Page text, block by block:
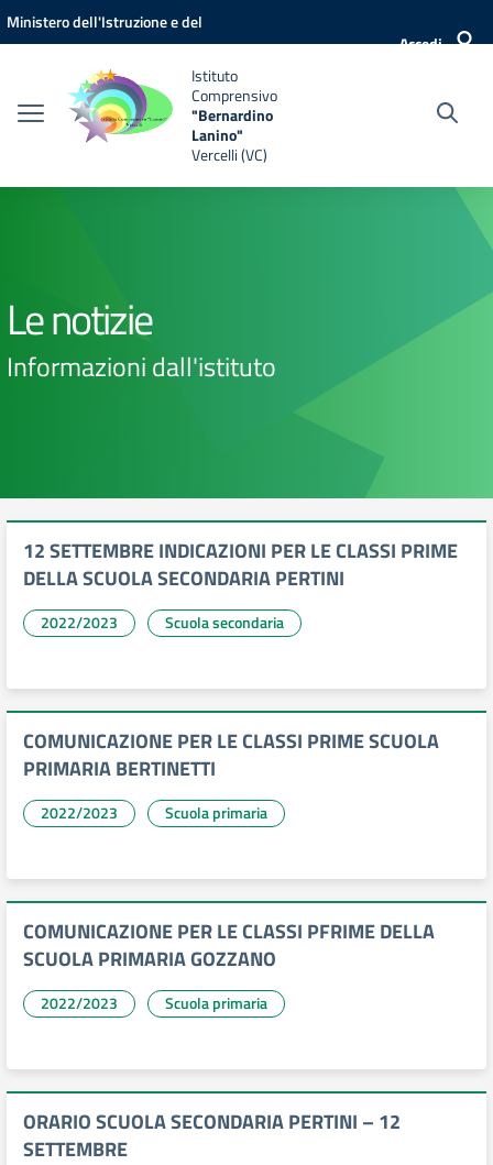
Vai ai contenuti
Vai al menu di navigazione
Vai al footer
Ministero dell'Istruzione e del
Accedi
Istituto
Comprensivo
"Bernardino
Lanino"
Vercelli (VC)
Le notizie
Informazioni dall'istituto
12 SETTEMBRE INDICAZIONI PER LE CLASSI PRIME
DELLA SCUOLA SECONDARIA PERTINI
2022/2023 Scuola secondaria
COMUNICAZIONE PER LE CLASSI PRIME SCUOLA
PRIMARIA BERTINETTI
2022/2023 Scuola primaria
COMUNICAZIONE PER LE CLASSI PFRIME DELLA
SCUOLA PRIMARIA GOZZANO
2022/2023 Scuola primaria
ORARIO SCUOLA SECONDARIA PERTINI – 12
SETTEMBRE